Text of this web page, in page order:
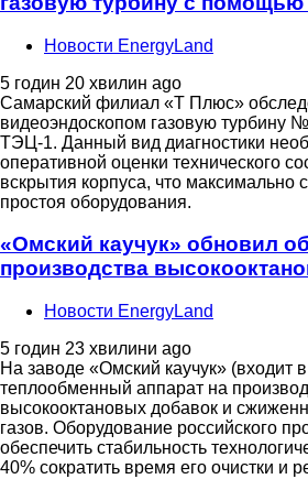
Новости EnergyLand
5 годин 20 хвилин ago
Самарский филиал «Т Плюс»
видеоэндоскопом газовую турбину
ТЭЦ-1. Данный вид диагностики
оперативной оценки технического
вскрытия корпуса, что максимально
простоя оборудования.
«Омский каучук» обновил
производства
Новости EnergyLand
5 годин 23 хвилини ago
На заводе «Омский каучук» (входит
теплообменный аппарат на
высокооктановых добавок и
газов. Оборудование российского
обеспечить стабильность
40% сократить время его очистки и